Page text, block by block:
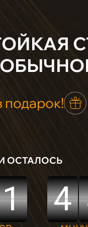
подарок!
ОСТАЛОСЬ
1
1 4
4